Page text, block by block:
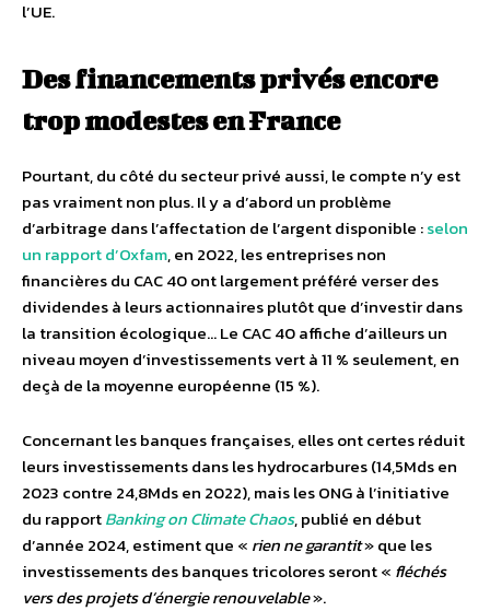
l’UE.
Des financements privés encore
trop modestes en France
Pourtant, du côté du secteur privé aussi, le compte n’y est
pas vraiment non plus. Il y a d’abord un problème
d’arbitrage dans l’affectation de l’argent disponible :selon
un rapport d’Oxfam, en 2022, les entreprises non
financières du CAC 40 ont largement préféré verser des
dividendes à leurs actionnaires plutôt que d’investir dans
la transition écologique… Le CAC 40 affiche d’ailleurs un
niveau moyen d’investissements vert à 11 % seulement, en
deçà de la moyenne européenne (15 %).
Concernant les banques françaises, elles ont certes réduit
leurs investissements dans les hydrocarbures (14,5Mds en
2023 contre 24,8Mds en 2022), mais les ONG à l’initiative
du rapportBanking on Climate Chaos, publié en début
d’année 2024, estiment que « rien ne garantit» que les
investissements des banques tricolores seront « fléchés
vers des projets d’énergie renouvelable».